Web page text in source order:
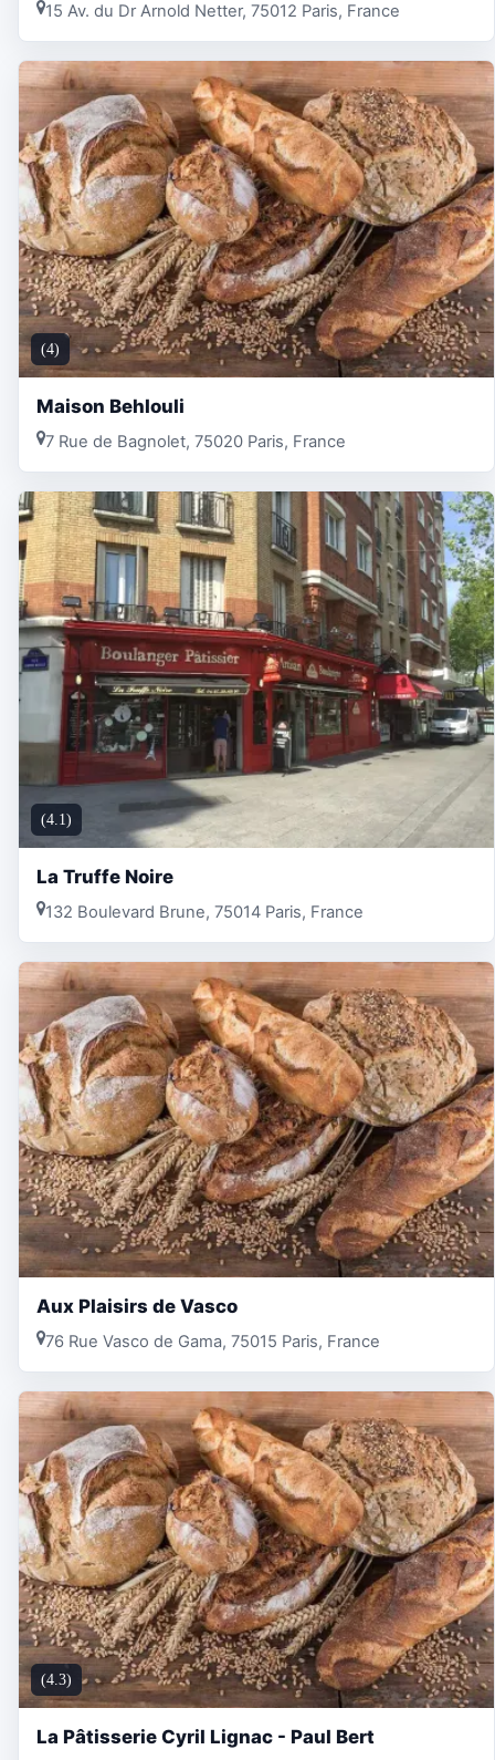
15 Av. du Dr Arnold Netter, 75012 Paris, France
(4)
Maison Behlouli
7 Rue de Bagnolet, 75020 Paris, France
(4.1)
La Truffe Noire
132 Boulevard Brune, 75014 Paris, France
Aux Plaisirs de Vasco
76 Rue Vasco de Gama, 75015 Paris, France
(4.3)
La Pâtisserie Cyril Lignac - Paul Bert